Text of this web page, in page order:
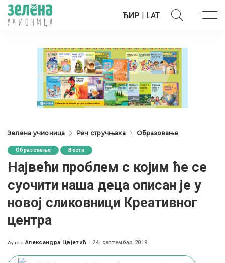
ЋИР | LAT
Зелена учионица Реч стручњака Образовање
Образовање Вести
Највећи проблем с којим ће се
суочити наша деца описан је у
новој сликовници Креативног
центра
Posted
Аутор: Александра Цвјетић 24. септембар 2019.